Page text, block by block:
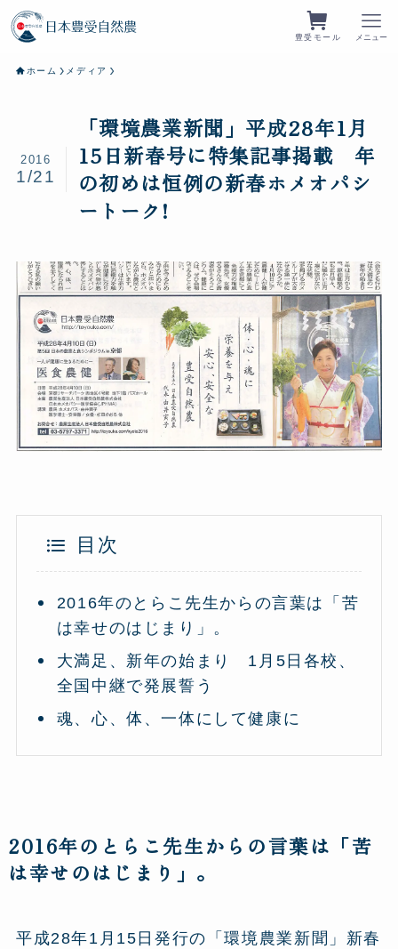
豊受モール メニュー
ホーム メディア
「環境農業新聞」平成28年1月
15日新春号に特集記事掲載 年
の初めは恒例の新春ホメオパシ
ートーク!
2016
1/21
目次
2016年のとらこ先生からの言葉は「苦
は幸せのはじまり」。
大満足、新年の始まり 1月5日各校、
全国中継で発展誓う
魂、心、体、一体にして健康に
2016年のとらこ先生からの言葉は「苦
は幸せのはじまり」。
平成28年1月15日発行の「環境農業新聞」新春